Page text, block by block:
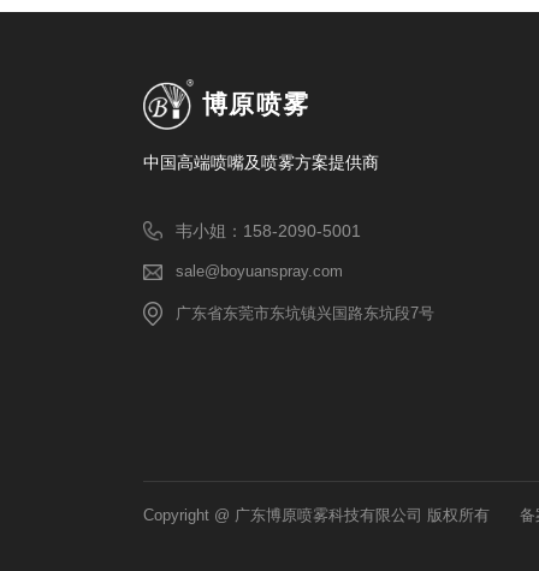
博原喷雾
中国高端喷嘴及喷雾方案提供商
韦小姐：158-2090-5001
sale@boyuanspray.com
广东省东莞市东坑镇兴国路东坑段7号
Copyright @ 广东博原喷雾科技有限公司 版权所有 备